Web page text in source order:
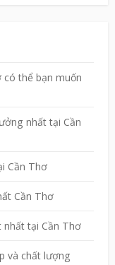
có thể bạn muốn
nhất tại Cần
Cần Thơ
Cần Thơ
tại Cần Thơ
và chất lượng